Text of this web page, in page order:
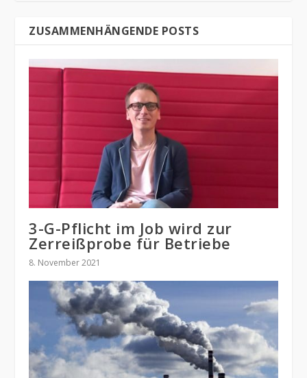
ZUSAMMENHÄNGENDE POSTS
3-G-Pflicht im Job wird zur
Zerreißprobe für Betriebe
8. November 2021